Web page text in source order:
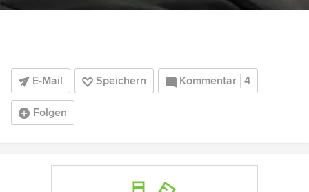
E-Mail Speichern Kommentar 4
Folgen